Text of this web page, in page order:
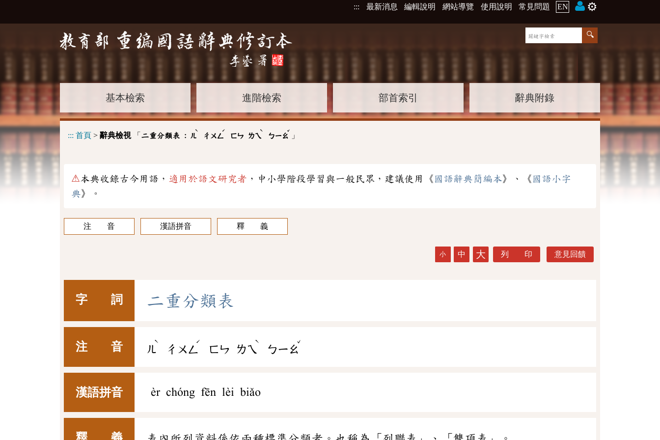
::: 最新消息 編輯說明 網站導覽 使用說明 常見問題 EN ⚙️
基本檢索 進階檢索 部首索引 辭典附錄
::: 首頁 > 辭典檢視「 二重分類表 : ㄦ
ˋ
ㄔㄨㄥ
ˊ
ㄈㄣ ㄌㄟ
ˋ
ㄅㄧㄠ
ˇ
」
⚠本典收錄古今用語， 適用於語文研究者 ，中小學階段學習與一般民眾，建議使用《 國語辭典簡編本》、《 國語小字
典》。
注 音 漢語拼音 釋 義
小 中 大 列 印 意見回饋
字 詞 二重分類表
注 音 ㄦ
ˋ
ㄔㄨㄥ
ˊ
ㄈㄣ ㄌㄟ
ˋ
ㄅㄧㄠ
ˇ
漢語拼音 èr chóng fēn lèi biǎo